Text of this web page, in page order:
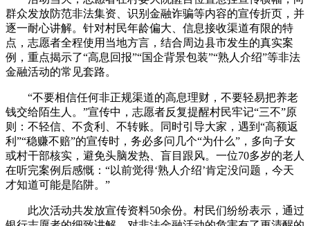
群众发放防范非法集资、识别金融诈骗等内容的宣传折页，并
逐一耐心讲解。针对村民年龄偏大、信息接收渠道有限的特
点，志愿者全程使用当地方言，结合周边县市发生的真实案
例，重点揭示了“高息回报”“国企背景包装”“熟人介绍”等非法
金融活动的常见套路。
“不要相信任何非正规渠道的高息理财，不要轻易把养老
钱交给陌生人。”宣传中，志愿者反复提醒村民牢记“三不”原
则：不轻信、不贪利、不转账。同时引导大家，遇到“高额返
利”“稳赚不赔”的宣传时，务必多问几个“为什么”，多向子女
或村干部核实，避免头脑发热、盲目跟风。一位70多岁的老人
在听完案例后感慨：“以前觉得‘熟人介绍’肯定没问题，今天
才知道可能是陷阱。”
此次活动共发放宣传资料50余份。村民们纷纷表示，通过